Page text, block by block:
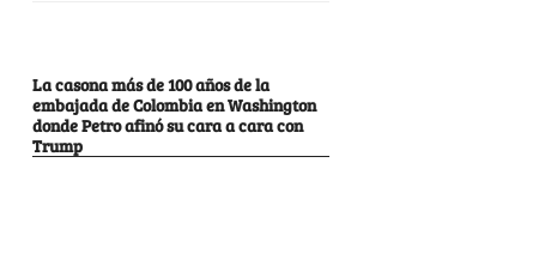
La casona más de 100 años de la
embajada de Colombia en Washington
donde Petro afinó su cara a cara con
Trump